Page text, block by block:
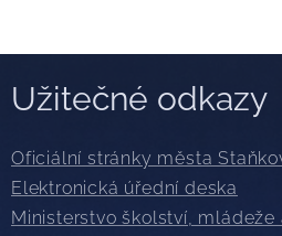
Užitečné odkazy
Oficiální stránky města
Elektronická úřední deska
Ministerstvo školství, mládeže